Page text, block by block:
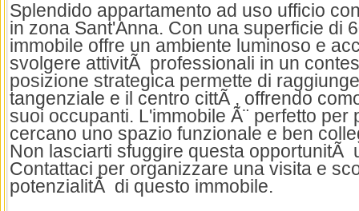
Splendido appartamento ad uso ufficio
in zona Sant'Anna. Con una superficie di
immobile offre un ambiente luminoso e
svolgere attivitÃ professionali in un
posizione strategica permette di
tangenziale e il centro cittÃ , offrendo
suoi occupanti. L'immobile Ã¨ perfetto per
cercano uno spazio funzionale e ben
Non lasciarti sfuggire questa opportunitÃ
Contattaci per organizzare una visita e
potenzialitÃ di questo immobile.